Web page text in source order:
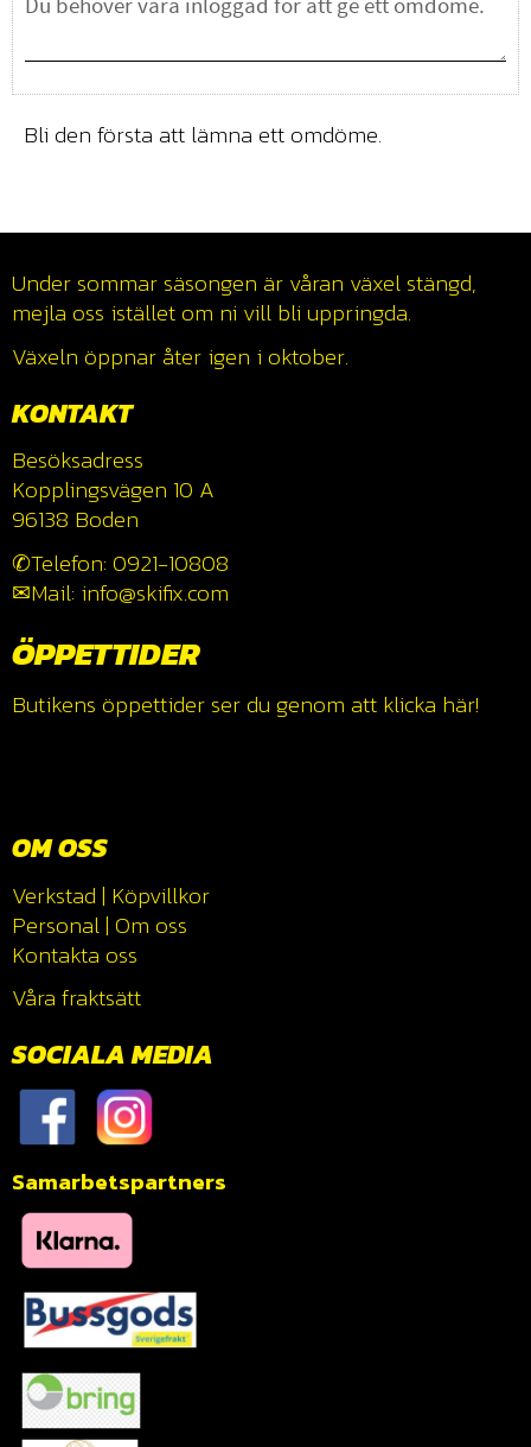
Bli den första att lämna ett omdöme.
Under sommar säsongen är våran växel stängd,
mejla oss istället om ni vill bli uppringda.
Växeln öppnar åter igen i oktober.
KONTAKT
Besöksadress
Kopplingsvägen 10 A
96138 Boden
✆Telefon: 0921-10808
✉Mail: info@skifix.com
ÖPPETTIDER
Butikens öppettider ser du genom att klicka här!
OM OSS
Verkstad | Köpvillkor
Personal| Om oss
Kontakta oss
Våra fraktsätt
SOCIALA MEDIA
Samarbetspartners